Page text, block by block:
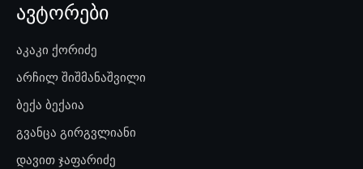
ავტორები
აკაკი ქორიძე
არჩილ შიშმანაშვილი
ბექა ბექაია
გვანცა გირგვლიანი
დავით ჯაფარიძე